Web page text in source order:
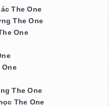
The One
The One
One
The One
The One